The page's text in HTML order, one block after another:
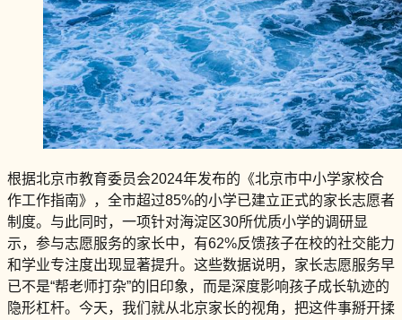
根据北京市教育委员会2024年发布的《北京市中小学家校合
作工作指南》，全市超过85%的小学已建立正式的家长志愿者
制度。与此同时，一项针对海淀区30所优质小学的调研显
示，参与志愿服务的家长中，有62%反馈孩子在校的社交能力
和学业专注度出现显著提升。这些数据说明，家长志愿服务早
已不是“帮老师打杂”的旧印象，而是深度影响孩子成长轨迹的
隐形杠杆。今天，我们就从北京家长的视角，把这件事掰开揉